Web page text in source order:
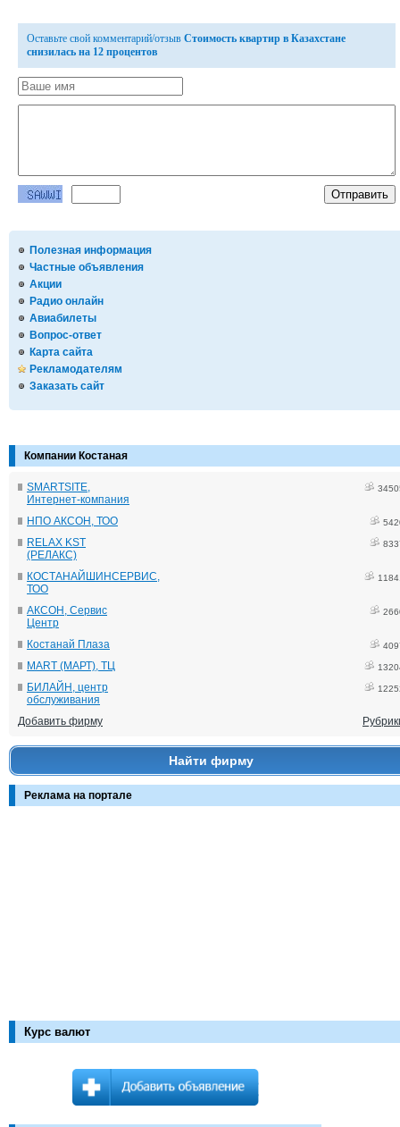
Полезная информация
Частные объявления
Акции
Радио онлайн
Авиабилеты
Вопрос-ответ
Карта сайта
Рекламодателям
Заказать сайт
Компании Костаная
SMARTSITE,
Интернет-компания
НПО АКСОН, ТОО
RELAX KST
(РЕЛАКС)
КОСТАНАЙШИНСЕРВИС,
ТОО
АКСОН, Сервис
Центр
Костанай Плаза
MART (МАРТ), ТЦ
БИЛАЙН, центр
обслуживания
Добавить фирму
Найти фирму
Реклама на портале
Курс валют
Оставьте свой комментарий/отзыв Стоимость квартир в Казахстане
снизилась на 12 процентов